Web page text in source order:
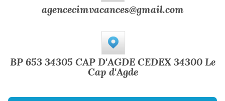
agencecimvacances@gmail.com
BP 653 34305 CAP D'AGDE CEDEX 34300 Le
Cap d'Agde